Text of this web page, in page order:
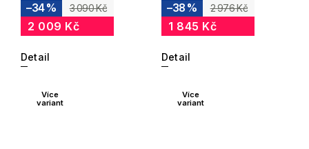
3 090 Kč
–34 %
2 009 Kč
Detail
2 976 Kč
–38 %
1 845 Kč
Detail
Více
variant
Více
variant